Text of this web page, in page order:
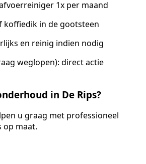
1x per maand
koffiedik in de gootsteen
en reinig indien nodig
weglopen): direct actie
in De Rips?
u graag met professioneel
op maat.